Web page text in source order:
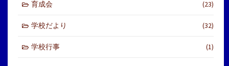
育成会 (23)
学校だより (32)
学校行事 (1)